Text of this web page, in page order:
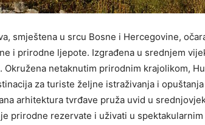
smještena u srcu Bosne i Hercegovine,
i prirodne ljepote. Izgrađena u srednjem
netaknutim prirodnim krajolikom,
za turiste željne istraživanja i
arhitektura tvrđave pruža uvid u
prirodne rezervate i uživati u